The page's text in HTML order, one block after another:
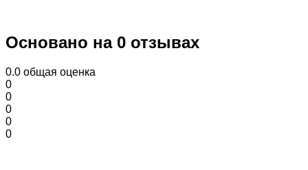
Основано на 0 отзывах
0.0 общая оценка
0
0
0
0
0